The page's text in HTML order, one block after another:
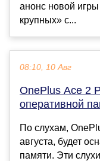
анонс новой
крупных» с...
08:10, 10 Авг
OnePlus Ace 2
оперативной
По слухам,
августа, будет
памяти. Эти